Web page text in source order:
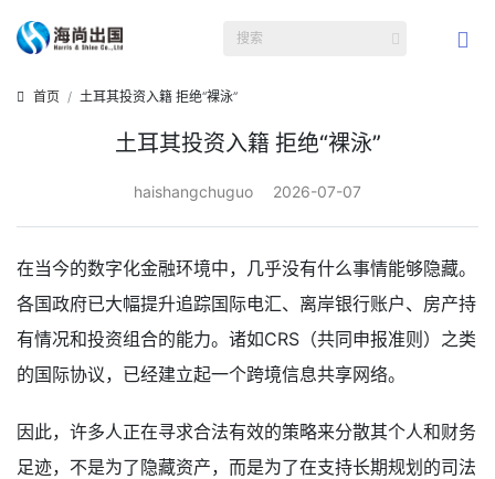
首页 土耳其投资入籍 拒绝“裸泳”
土耳其投资入籍 拒绝“裸泳”
haishangchuguo 2026-07-07
在当今的数字化金融环境中，几乎没有什么事情能够隐藏。
各国政府已大幅提升追踪国际电汇、离岸银行账户、房产持
有情况和投资组合的能力。诸如CRS（共同申报准则）之类
的国际协议，已经建立起一个跨境信息共享网络。
因此，许多人正在寻求合法有效的策略来分散其个人和财务
足迹，不是为了隐藏资产，而是为了在支持长期规划的司法